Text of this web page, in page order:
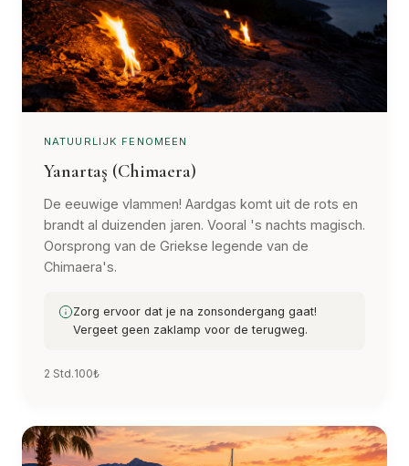
NATUURLIJK FENOMEEN
Yanartaş (Chimaera)
De eeuwige vlammen! Aardgas komt uit de rots en
brandt al duizenden jaren. Vooral 's nachts magisch.
Oorsprong van de Griekse legende van de
Chimaera's.
Zorg ervoor dat je na zonsondergang gaat!
Vergeet geen zaklamp voor de terugweg.
2 Std.100₺